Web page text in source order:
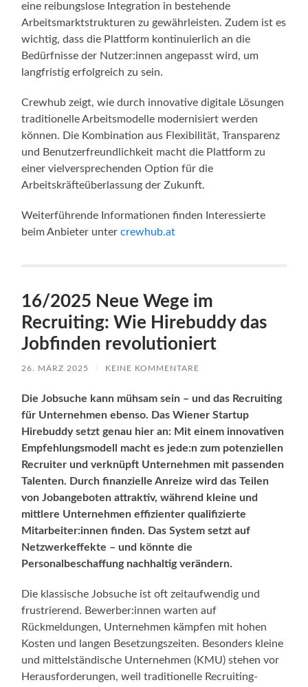
eine reibungslose Integration in bestehende
Arbeitsmarktstrukturen zu gewährleisten. Zudem ist es
wichtig, dass die Plattform kontinuierlich an die
Bedürfnisse der Nutzer:innen angepasst wird, um
langfristig erfolgreich zu sein.
Crewhub zeigt, wie durch innovative digitale Lösungen
traditionelle Arbeitsmodelle modernisiert werden
können. Die Kombination aus Flexibilität, Transparenz
und Benutzerfreundlichkeit macht die Plattform zu
einer vielversprechenden Option für die
Arbeitskräfteüberlassung der Zukunft.
Weiterführende Informationen finden Interessierte
beim Anbieter untercrewhub.at
16/2025 Neue Wege im
Recruiting: Wie Hirebuddy das
Jobfinden revolutioniert
26. MÄRZ 2025 / KEINE KOMMENTARE
Die Jobsuche kann mühsam sein – und das Recruiting
für Unternehmen ebenso. Das Wiener Startup
Hirebuddy setzt genau hier an: Mit einem innovativen
Empfehlungsmodell macht es jede:n zum potenziellen
Recruiter und verknüpft Unternehmen mit passenden
Talenten. Durch finanzielle Anreize wird das Teilen
von Jobangeboten attraktiv, während kleine und
mittlere Unternehmen effizienter qualifizierte
Mitarbeiter:innen finden. Das System setzt auf
Netzwerkeffekte – und könnte die
Personalbeschaffung nachhaltig verändern.
Die klassische Jobsuche ist oft zeitaufwendig und
frustrierend. Bewerber:innen warten auf
Rückmeldungen, Unternehmen kämpfen mit hohen
Kosten und langen Besetzungszeiten. Besonders kleine
und mittelständische Unternehmen (KMU) stehen vor
Herausforderungen, weil traditionelle Recruiting-